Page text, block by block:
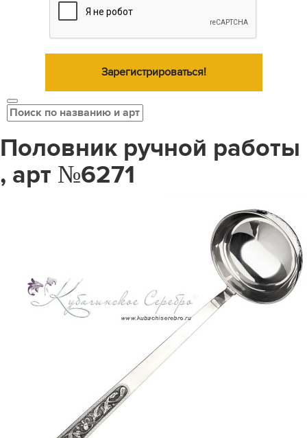
Зарегистрироваться!
Половник ручной работы
, арт №6271